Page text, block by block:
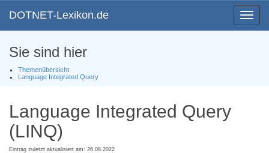
Toggle
DOTNET-Lexikon.de
Sie sind hier
Themenübersicht
Language Integrated Query
Language Integrated Query
(LINQ)
Eintrag zuletzt aktualisiert am: 26.08.2022